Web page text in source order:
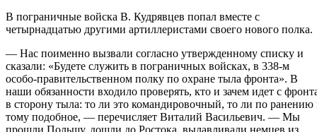
В пограничные войска В. Кудрявцев попал вместе с
четырнадцатью другими артиллеристами своего нового полка.
— Нас поименно вызвали согласно утвержденному списку и
сказали: «Будете служить в пограничных войсках, в 338-м
особо-правительственном полку по охране тыла фронта». В
наши обязанности входило проверять, кто и зачем идет с
в сторону тыла: то ли это командировочный, то ли по ранению
тому подобное, — перечисляет Виталий Васильевич. — Мы